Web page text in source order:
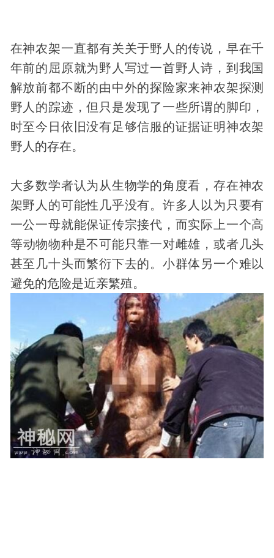
在神农架一直都有关关于野人的传说，早在千
年前的屈原就为野人写过一首野人诗，到我国
解放前都不断的由中外的探险家来神农架探测
野人的踪迹，但只是发现了一些所谓的脚印，
时至今日依旧没有足够信服的证据证明神农架
野人的存在。
大多数学者认为从生物学的角度看，存在神农
架野人的可能性几乎没有。许多人以为只要有
一公一母就能保证传宗接代，而实际上一个高
等动物物种是不可能只靠一对雌雄，或者几头
甚至几十头而繁衍下去的。小群体另一个难以
避免的危险是近亲繁殖。